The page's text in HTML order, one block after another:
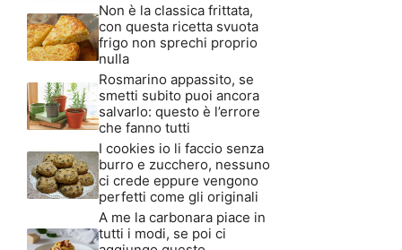
Non è la classica frittata,
con questa ricetta svuota
frigo non sprechi proprio
nulla
Rosmarino appassito, se
smetti subito puoi ancora
salvarlo: questo è l’errore
che fanno tutti
I cookies io li faccio senza
burro e zucchero, nessuno
ci crede eppure vengono
perfetti come gli originali
A me la carbonara piace in
tutti i modi, se poi ci